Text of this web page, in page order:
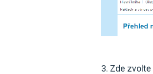
3. Zde zvolte